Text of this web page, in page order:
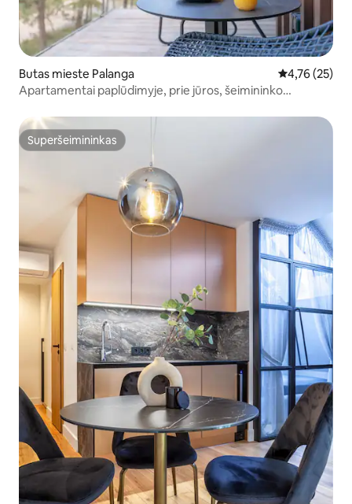
Butas mieste Palanga Vidutinis
4,76 (25)
Apartamentai paplūdimyje, prie jūros, šeimininko
Superšeimininkas
Superšeimininkas